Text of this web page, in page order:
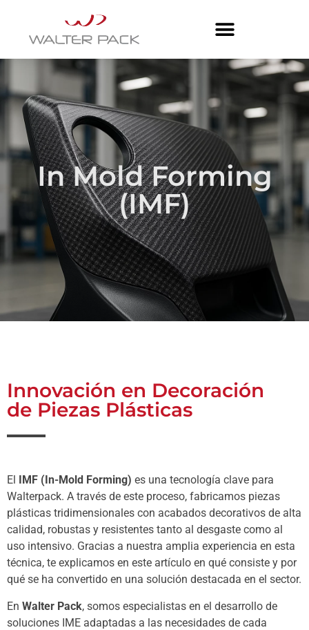
In Mold Forming
(IMF)
Innovación en Decoración
de Piezas Plásticas
El IMF (In-Mold Forming) es una tecnología clave para
Walterpack. A través de este proceso, fabricamos piezas
plásticas tridimensionales con acabados decorativos de alta
calidad, robustas y resistentes tanto al desgaste como al
uso intensivo. Gracias a nuestra amplia experiencia en esta
técnica, te explicamos en este artículo en qué consiste y por
qué se ha convertido en una solución destacada en el sector.
En Walter Pack, somos especialistas en el desarrollo de
soluciones IME adaptadas a las necesidades de cada